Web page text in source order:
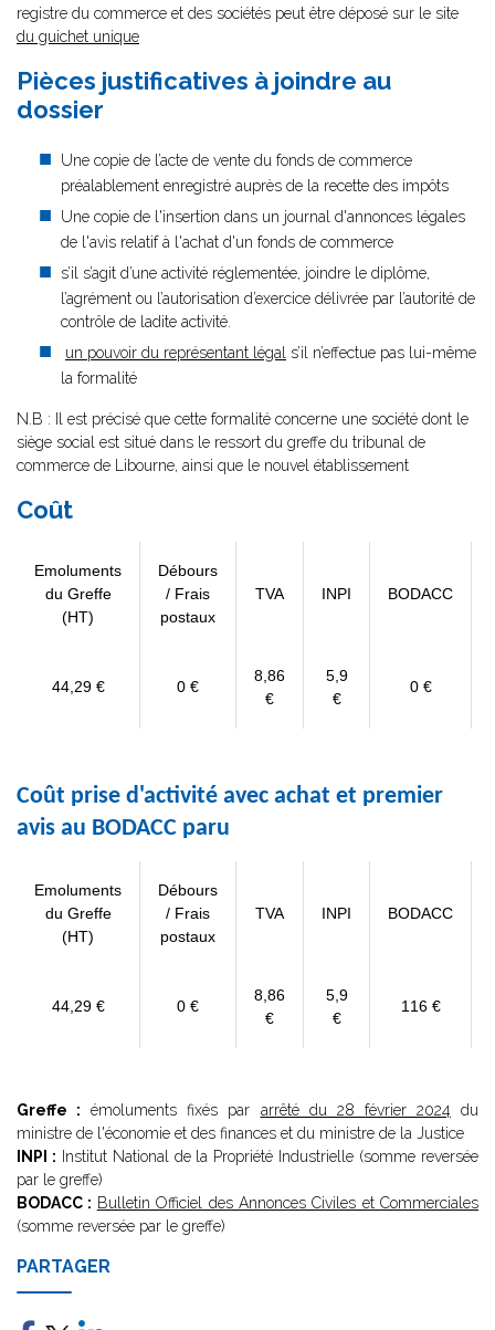
registre du commerce et des sociétés peut être déposé sur le site
du guichet unique
Pièces justificatives à joindre au
dossier
Une copie de l’acte de vente du fonds de commerce
préalablement enregistré auprès de la recette des impôts
Une copie de l'insertion dans un journal d'annonces légales
de l'avis relatif à l'achat d'un fonds de commerce
s’il s’agit d’une activité réglementée, joindre le diplôme,
l’agrément ou l’autorisation d’exercice délivrée par l’autorité de
contrôle de ladite activité.
un pouvoir du représentant légal s’il n’effectue pas lui-même
la formalité
N.B : Il est précisé que cette formalité concerne une société dont le
siège social est situé dans le ressort du greffe du tribunal de
commerce de Libourne, ainsi que le nouvel établissement
Coût
Emoluments
du Greffe
(HT)
Débours
/ Frais
postaux
TVA INPI BODACC
44,29 € 0 €
8,86
€
5,9
€
0 €
Coût prise d'activité avec achat et premier
avis au BODACC paru
Emoluments
du Greffe
(HT)
Débours
/ Frais
postaux
TVA INPI BODACC
44,29 € 0 €
8,86
€
5,9
€
116 €
Greffe : émoluments fixés par arrêté du 28 février 2024 du
ministre de l'économie et des finances et du ministre de la Justice
INPI : Institut National de la Propriété Industrielle (somme reversée
par le greffe)
BODACC : Bulletin Officiel des Annonces Civiles et Commerciales
(somme reversée par le greffe)
PARTAGER